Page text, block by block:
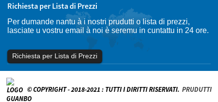
Richiesta per Lista di Prezzi
Per dumande nantu à i nostri prudutti o lista di prezzi,
lasciate u vostru email à noi è seremu in cuntattu in 24 ore.
Richiesta per Lista di Prezzi
© COPYRIGHT - 2018-2021 : TUTTI I DIRITTI RISERVATI. PRUDUTTI